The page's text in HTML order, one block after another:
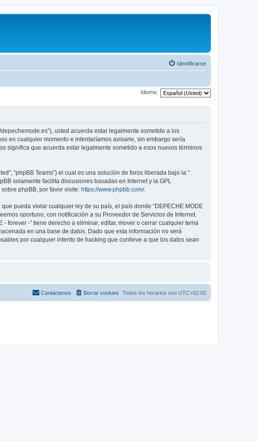
Identificarse
Idioma:
depechemode.es”), usted acuerda estar legalmente sometido a los
en cualquier momento e intentaríamos avisarle, sin embargo sería
significa que acuerda estar legalmente sometido a esos nuevos términos
“phpBB Teams”) el cual es una solución de foros liberada bajo la “
solamente facilita discusiones basadas en Internet y la GPL
phpBB, por favor visite: https://www.phpbb.com/.
pueda violar cualquier ley de su país, el país donde “DEPECHE MODE
oportuno, con notificación a su Proveedor de Servicios de Internet.
forever -” tiene derecho a eliminar, editar, mover o cerrar cualquier tema
en una base de datos. Dado que esta información no será
por cualquier intento de hacking que conlleve a que los datos sean
Todos los horarios son UTC+02:00
Borrar cookies
Contáctenos